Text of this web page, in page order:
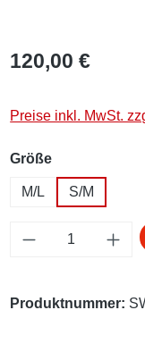
120,00 €
Preise inkl. MwSt.
Größeauswählen
M/L S/M
Produkt
Produktnummer: